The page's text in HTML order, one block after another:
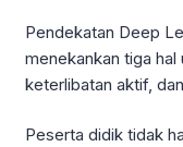
Pendekatan Deep
menekankan tiga hal
keterlibatan aktif,
Peserta didik tidak